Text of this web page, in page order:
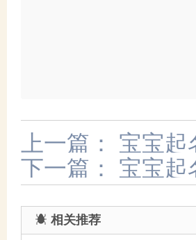
上一篇：
宝宝起
下一篇：
宝宝起
相关推荐